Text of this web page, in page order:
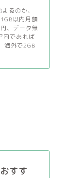
るのか、
以内月額
、データ無
内であれば
海外で2GB
すす